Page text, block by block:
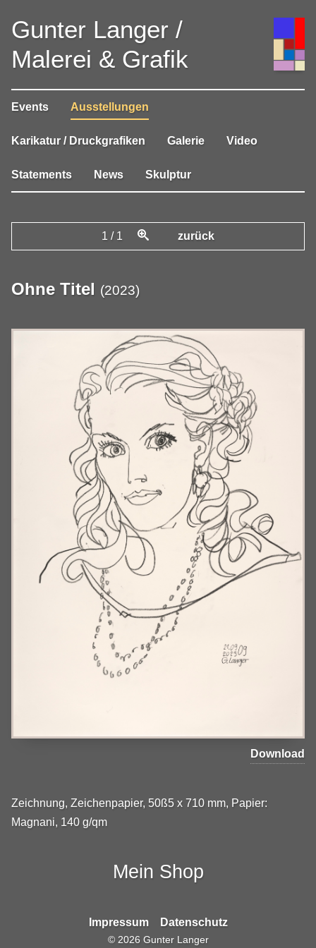
Gunter Langer /
Malerei & Grafik
Events Ausstellungen
Karikatur / Druckgrafiken Galerie Video
Statements News Skulptur
1 / 1 zurück
Ohne Titel (2023)
Download
Zeichnung, Zeichenpapier, 50ß5 x 710 mm, Papier:
Magnani, 140 g/qm
Impressum Datenschutz
© 2026 Gunter Langer
Mein Shop